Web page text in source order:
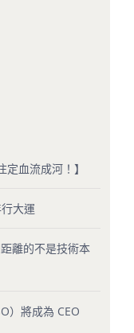
血流成河！】
大運
離的不是技術本
）將成為 CEO